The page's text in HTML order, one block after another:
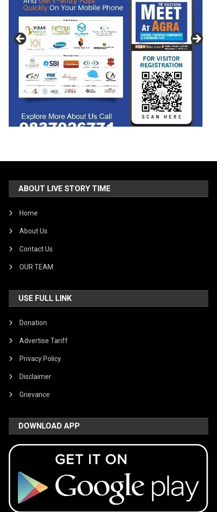
ABOUT LIVE STORY TIME
Home
About Us
Contact Us
OUR TEAM
USE FULL LINK
Donation
Advertise Tariff
Privacy Policy
Disclaimer
Grievance
DOWNLOAD APP